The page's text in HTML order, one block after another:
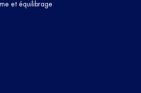
et équilibrage